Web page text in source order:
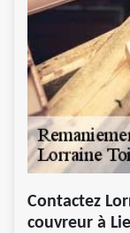
Contactez
couvreur à